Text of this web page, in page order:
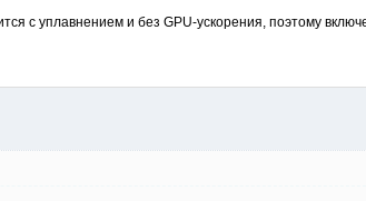
с уплавнением и без GPU-ускорения, поэтому